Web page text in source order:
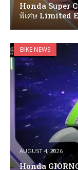
Honda Super
พิเศษ Limited
BIKE NEWS
AUGUST 4, 2026
Honda